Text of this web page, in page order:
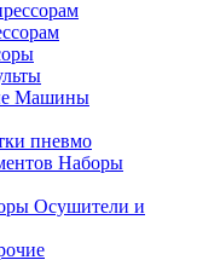
Машины
пневмо
Наборы
Осушители и